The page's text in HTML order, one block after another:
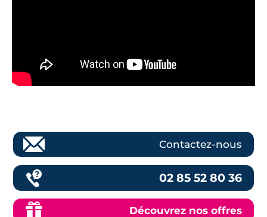
Contactez-nous
02 85 52 80 36
Découvrez nos offres